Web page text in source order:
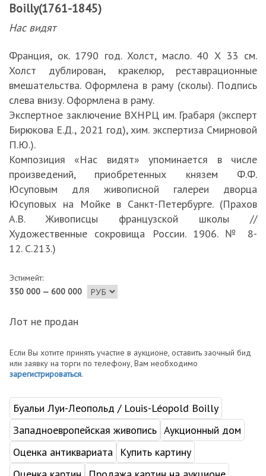
Boilly(1761-1845)
Нас видят
Франция, ок. 1790 год. Холст, масло. 40 Х 33 см.
Холст дублирован, кракелюр, реставрационные
вмешательства. Оформлена в раму (сколы). Подпись
слева внизу. Оформлена в раму.
Экспертное заключение ВХНРЦ им. Грабаря (эксперт
Бирюкова Е.Д., 2021 год), хим. экспертиза Смирновой
П.Ю.).
Композиция «Нас видят» упоминается в числе
произведений, приобретенных князем Ф.Ф.
Юсуповым для живописной галереи дворца
Юсуповых на Мойке в Санкт-Петербурге. (Прахов
А.В. Живописцы французской школы //
Художественные сокровища России. 1906. № 8-
12. С.213.)
Эстимейт:
350 000 — 600 000
Лот не продан
Если Вы хотите принять участие в аукционе, оставить заочный бид
или заявку на торги по телефону, Вам необходимо
зарегистрироваться.
Буальи Луи-Леопольд / Louis-Léopold Boilly
Западноевропейская живопись Аукционный дом
Оценка антиквариата
Купить картину